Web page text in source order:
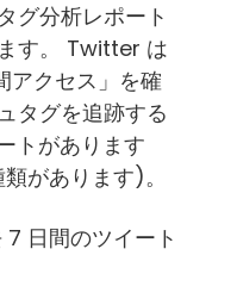
グ分析レポート
す。 Twitter は
アクセス」を確
タグを追跡する
トがあります
があります)。
7 日間のツイート